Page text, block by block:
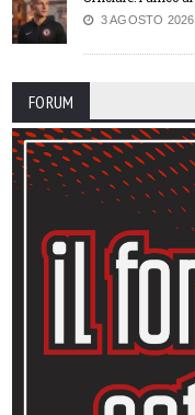
3 AGOSTO 2026
FORUM